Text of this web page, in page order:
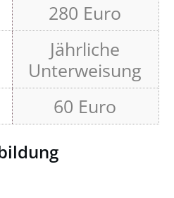
280 Euro
Jährliche
Unterweisung
60 Euro